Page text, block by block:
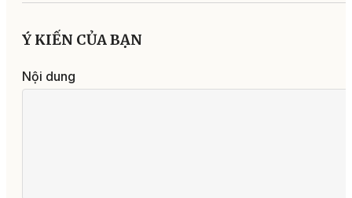
Ý KIẾN CỦA BẠN
Nội dung